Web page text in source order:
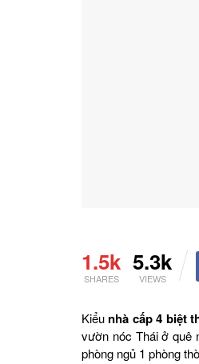
1.5k
SHARES
5.3k
VIEWS
Kiểu nhà cấp 4 biệt
vườn nóc Thái ở quê
phòng ngủ 1 phòng